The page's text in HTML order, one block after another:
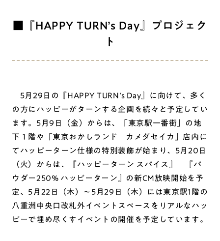
■『HAPPY TURN’s Day』プロジェク
ト
5月29日の『HAPPY TURN’s Day』に向けて、多く
の方にハッピーがターンする企画を続々と予定してい
ます。5月9日（金）からは、「東京駅一番街」の地
下１階や「東京おかしランド カメダセイカ」店内に
てハッピーターン仕様の特別装飾が始まり、5月20日
（火）からは、『ハッピーターン スパイス』 『パ
ウダー250% ハッピーターン』の新CM放映開始を予
定、5月22日（木）～5月29日（木）には東京駅1階の
八重洲中央口改札外イベントスペースをリアルなハッ
ピーで埋め尽くすイベントの開催を予定しています。